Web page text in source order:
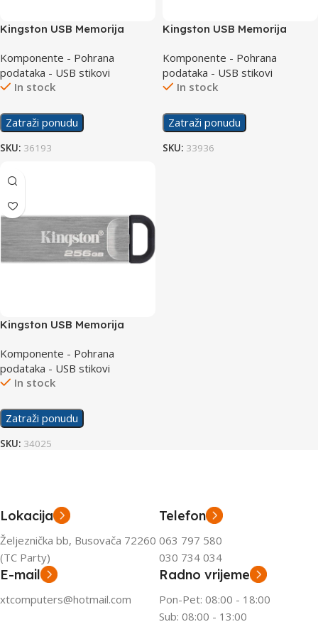
Kingston USB Memorija
Komponente - Pohrana
podataka - USB stikovi
In stock
Zatraži ponudu
SKU: 36193
Kingston USB Memorija
Komponente - Pohrana
podataka - USB stikovi
In stock
Zatraži ponudu
SKU: 33936
Kingston USB Memorija
Komponente - Pohrana
podataka - USB stikovi
In stock
Zatraži ponudu
SKU: 34025
Lokacija
Željeznička bb, Busovača 72260
(TC Party)
Telefon
063 797 580
030 734 034
E-mail
xtcomputers@hotmail.com
Radno vrijeme
Pon-Pet: 08:00 - 18:00
Sub: 08:00 - 13:00